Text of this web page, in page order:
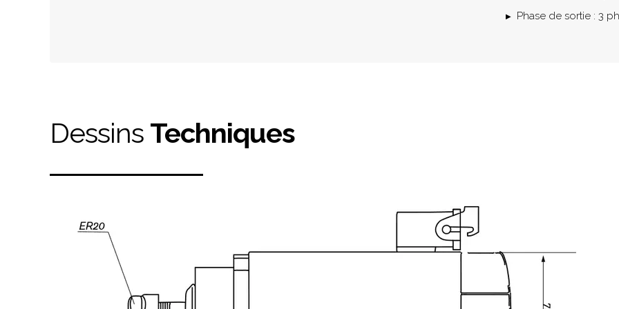
Phase de sortie : 3
Dessins Techniques